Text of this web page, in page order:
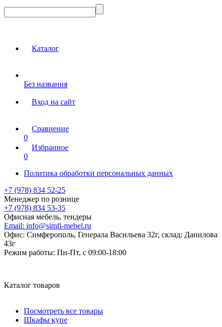
Каталог
Без названия
Вход на сайт
Сравнение
0
Избранное
0
Политика обработки персональных данных
+7 (978) 834 52-25
Менеджер по рознице
+7 (978) 834 53-35
Офисная мебель, тендеры
Email: info@simfi-mebel.ru
Офис: Симферополь, Генерала Васильева 32г, склад: Данилова
43г
Режим работы: Пн-Пт, с 09:00-18:00
Каталог товаров
Посмотреть все товары
Шкафы купе